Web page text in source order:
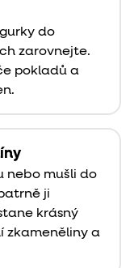
do
zarovnejte.
pokladů a
nebo mušli do
ji
krásný
zkameněliny a